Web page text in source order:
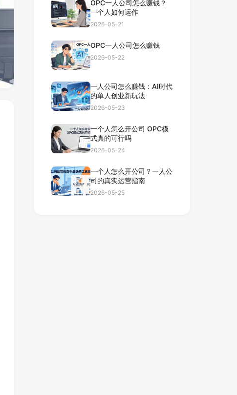
OPC一人公司怎么赚钱？
一个人如何运作
2026-05-21
OPC一人公司怎么赚钱
2026-05-22
一人公司怎么赚钱：AI时代
的单人创业新玩法
2026-05-23
一个人怎么开公司 OPC模
式真的可行吗
2026-05-24
一个人怎么开公司？一人公
司的真实运营指南
2026-05-25